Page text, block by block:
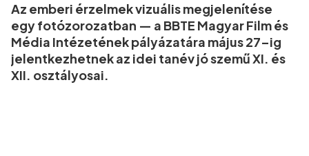
Az emberi érzelmek vizuális megjelenítése
egy fotózorozatban — a BBTE Magyar Film és
Média Intézetének pályázatára május 27–ig
jelentkezhetnek az idei tanév jó szemű XI. és
XII. osztályosai.